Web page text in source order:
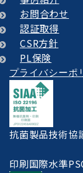
お問合わせ
認証取得
CSR方針
PL保険
プライバシーポ
抗菌製品技術協
印刷国際水準